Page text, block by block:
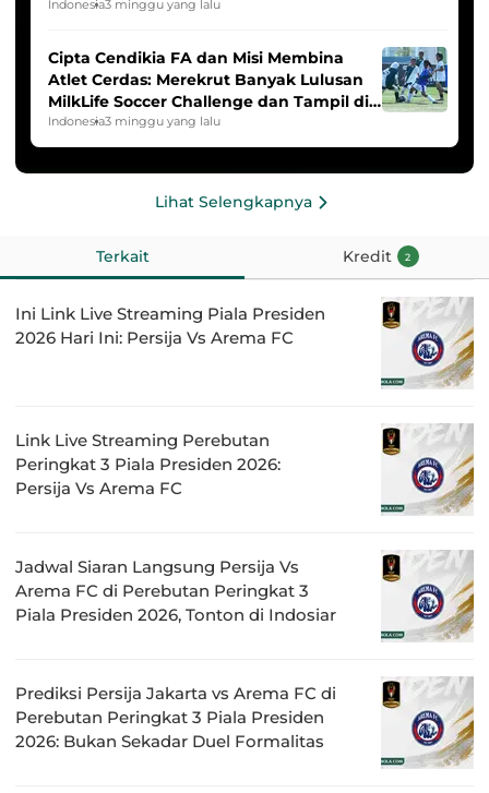
2025/2026
Indonesia3 minggu yang lalu
Cipta Cendikia FA dan Misi Membina
Atlet Cerdas: Merekrut Banyak Lulusan
MilkLife Soccer Challenge dan Tampil di
HYDROPLUS Soccer League
Indonesia3 minggu yang lalu
Lihat Selengkapnya
Terkait Kredit 2
Ini Link Live Streaming Piala Presiden
2026 Hari Ini: Persija Vs Arema FC
Link Live Streaming Perebutan
Peringkat 3 Piala Presiden 2026:
Persija Vs Arema FC
Jadwal Siaran Langsung Persija Vs
Arema FC di Perebutan Peringkat 3
Piala Presiden 2026, Tonton di Indosiar
Prediksi Persija Jakarta vs Arema FC di
Perebutan Peringkat 3 Piala Presiden
2026: Bukan Sekadar Duel Formalitas